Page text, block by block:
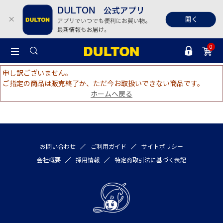
0
申し訳ございません。
ご指定の商品は販売終了か、ただ今お取扱いできない商品です。
ホームへ戻る
お問い合わせ ご利用ガイド
サイトポリシー
会社概要
採用情報 特定商取引法に基づく表記